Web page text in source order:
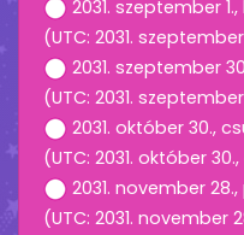
2031. szeptember
(UTC: 2031.
2031. szeptember
(UTC: 2031.
2031. október 30.,
(UTC: 2031. október
2031. november 28.,
(UTC: 2031. november